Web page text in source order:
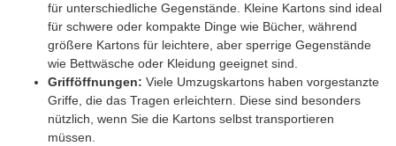
für unterschiedliche Gegenstände. Kleine Kartons sind ideal
für schwere oder kompakte Dinge wie Bücher, während
größere Kartons für leichtere, aber sperrige Gegenstände
wie Bettwäsche oder Kleidung geeignet sind.
Grifföffnungen: Viele Umzugskartons haben vorgestanzte
Griffe, die das Tragen erleichtern. Diese sind besonders
nützlich, wenn Sie die Kartons selbst transportieren
müssen.